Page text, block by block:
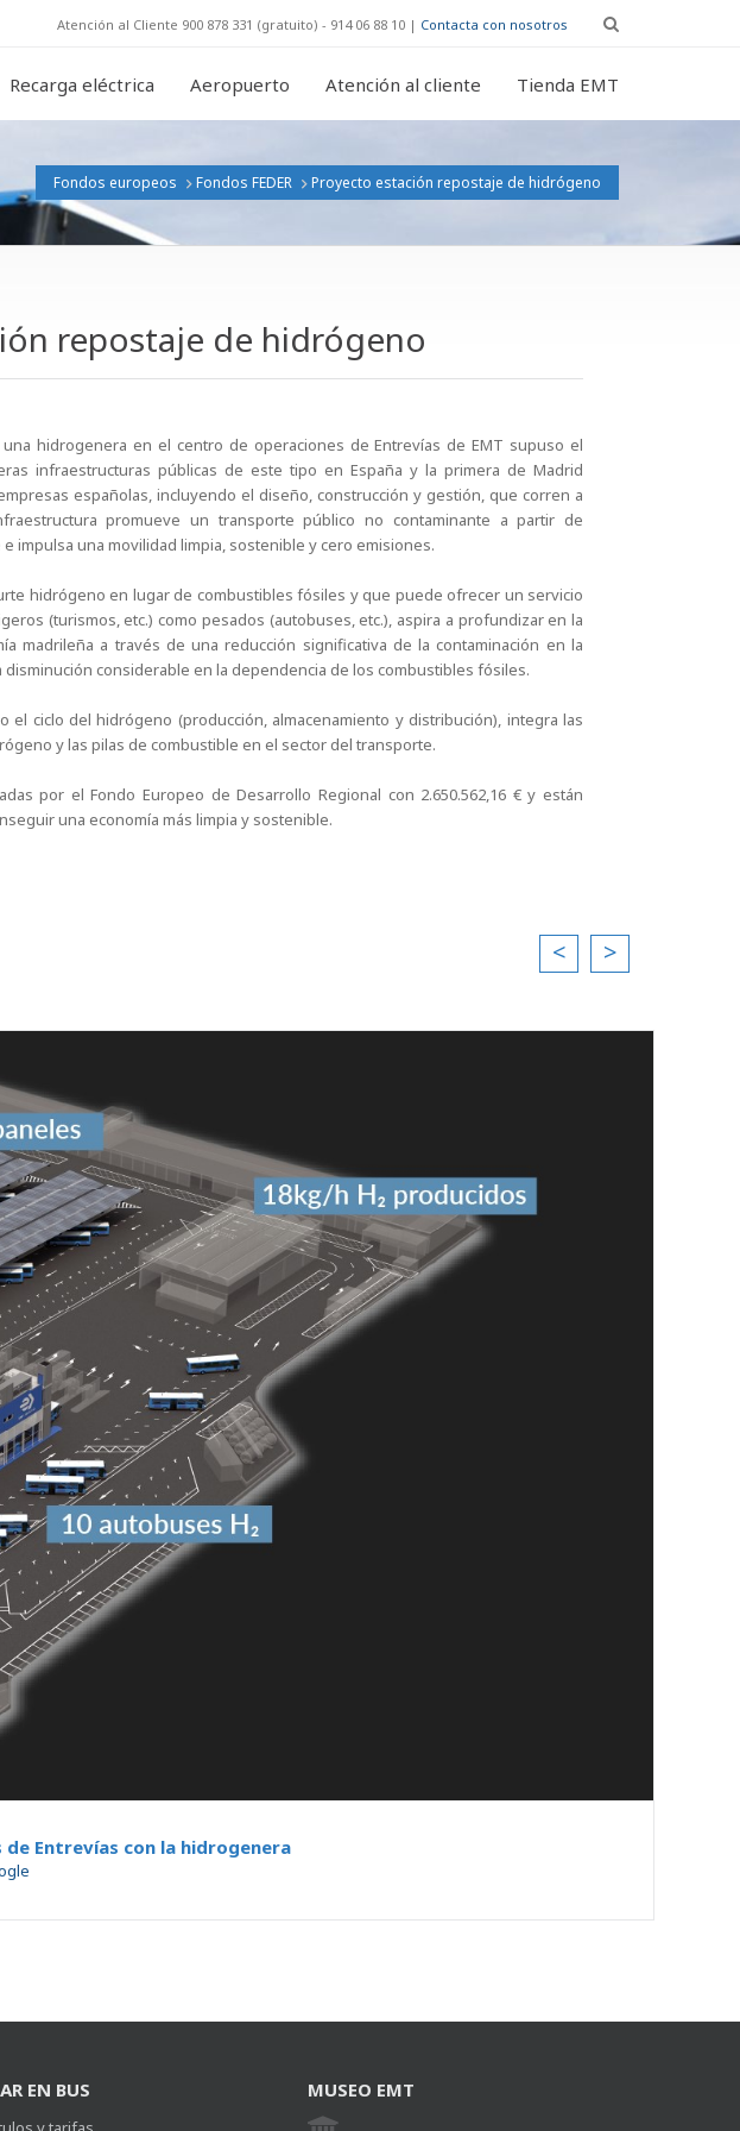
Atención al Cliente 900 878 331 (gratuito) - 914 06 88 10 | Contacta con nosotros
Recarga eléctrica Aeropuerto Atención al cliente Tienda EMT
Fondos europeos Fondos FEDER Proyecto estación repostaje de hidrógeno
repostaje de hidrógeno
hidrogenera en el centro de operaciones de Entrevías de EMT supuso el
infraestructuras públicas de este tipo en España y la primera de Madrid
españolas, incluyendo el diseño, construcción y gestión, que corren a
promueve un transporte público no contaminante a partir de
impulsa una movilidad limpia, sostenible y cero emisiones.
hidrógeno en lugar de combustibles fósiles y que puede ofrecer un servicio
(turismos, etc.) como pesados (autobuses, etc.), aspira a profundizar en la
madrileña a través de una reducción significativa de la contaminación en la
disminución considerable en la dependencia de los combustibles fósiles.
el ciclo del hidrógeno (producción, almacenamiento y distribución), integra las
y las pilas de combustible en el sector del transporte.
por el Fondo Europeo de Desarrollo Regional con 2.650.562,16 € y están
una economía más limpia y sostenible.
Entrevías con la hidrogenera
< >
EN BUS MUSEO EMT